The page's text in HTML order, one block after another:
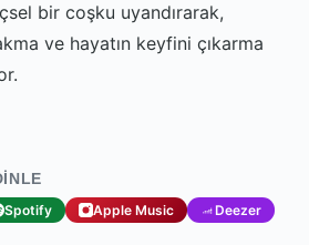
bir coşku uyandırarak,
ve hayatın keyfini çıkarma
Spotify Apple Music Deezer